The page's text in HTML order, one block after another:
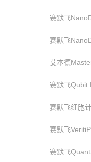
赛默飞
赛默飞
艾本德
赛默飞Qubit
赛默飞细胞
赛默飞
赛默飞